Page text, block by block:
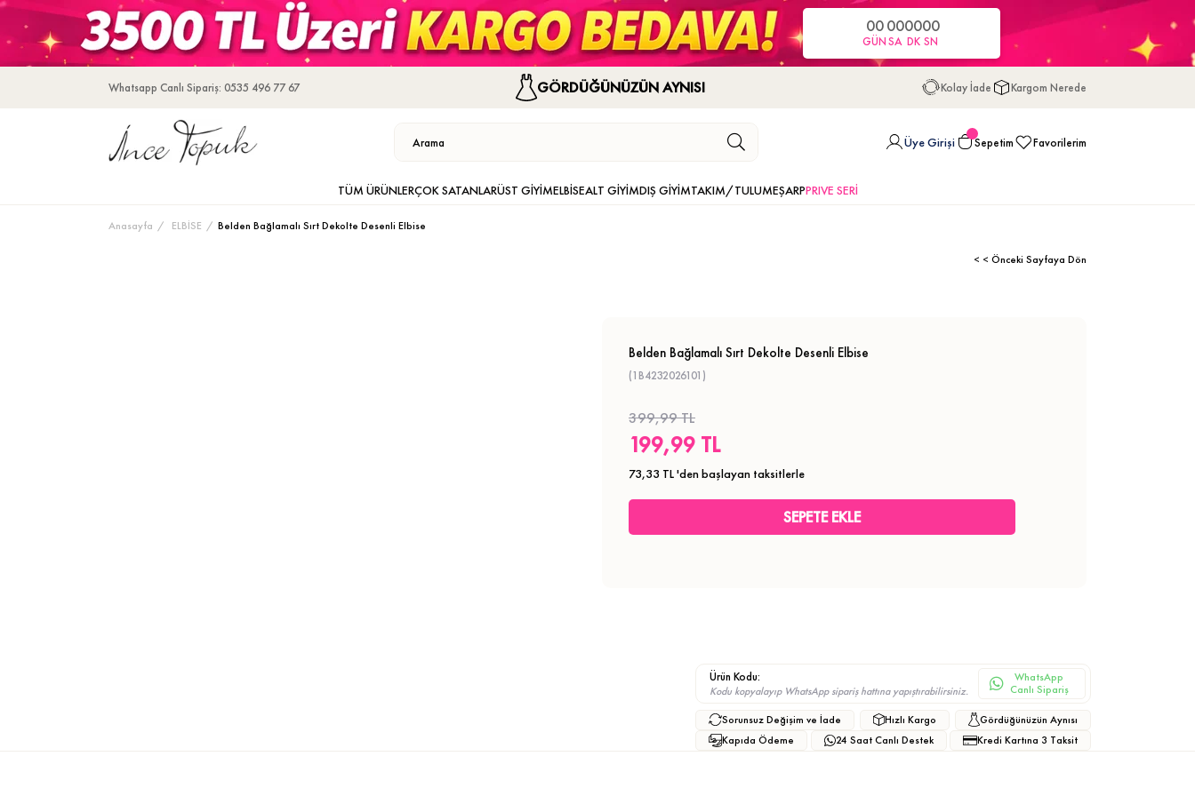
00
GÜN
00
SA
00
DK
00
SN
Whatsapp Canlı Sipariş: 0535 496 77 67 GÖRDÜĞÜNÜZÜN AYNISI Kolay İade Kargom Nerede
Üye Girişi Sepetim Favorilerim
TÜM ÜRÜNLERÇOK SATANLARÜST GİYİMELBİSEALT GİYİMDIŞ GİYİMTAKIM/TULUMEŞARPPRIVE SERİ
Anasayfa ELBİSE Belden Bağlamalı Sırt Dekolte Desenli Elbise
< < Önceki Sayfaya Dön
Belden Bağlamalı Sırt Dekolte Desenli Elbise
(1B4232026101)
399,99 TL
199,99 TL
73,33 TL'den başlayan taksitlerle
Ürün Kodu:
Kodu kopyalayıp WhatsApp sipariş hattına yapıştırabilirsiniz.
WhatsApp
Canlı Sipariş
Sorunsuz Değişim ve İade Hızlı Kargo
Gördüğünüzün Aynısı
Kapıda Ödeme
24 Saat Canlı Destek Kredi Kartına 3 Taksit